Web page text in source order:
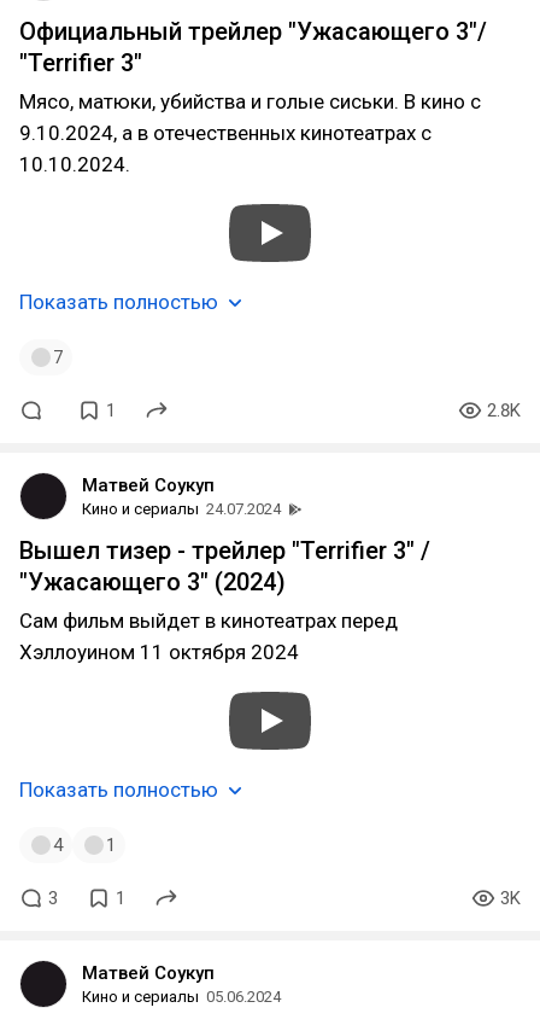
Официальный трейлер "Ужасающего 3"/
"Terrifier 3"
Мясо, матюки, убийства и голые сиськи. В кино с
9.10.2024, а в отечественных кинотеатрах с
10.10.2024.
Показать полностью
7
1 2.8K
Матвей Соукуп
Кино и сериалы 24.07.2024
Вышел тизер - трейлер "Terrifier 3" /
"Ужасающего 3" (2024)
Сам фильм выйдет в кинотеатрах перед
Хэллоуином 11 октября 2024
Показать полностью
4 1
3 1 3K
Матвей Соукуп
Кино и сериалы 05.06.2024